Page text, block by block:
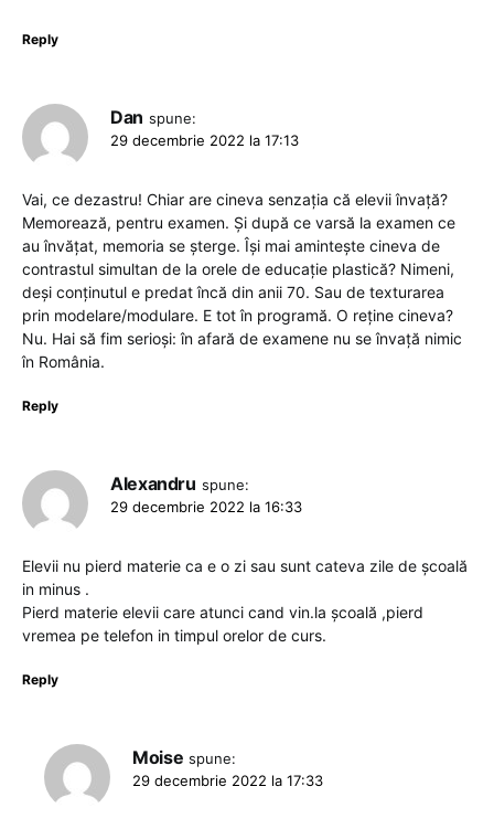
Reply
Dan spune:
29 decembrie 2022 la 17:13
Vai, ce dezastru! Chiar are cineva senzația că elevii învață?
Memorează, pentru examen. Și după ce varsă la examen ce
au învățat, memoria se șterge. Își mai amintește cineva de
contrastul simultan de la orele de educație plastică? Nimeni,
deși conținutul e predat încă din anii 70. Sau de texturarea
prin modelare/modulare. E tot în programă. O reține cineva?
Nu. Hai să fim serioși: în afară de examene nu se învață nimic
în România.
Reply
Alexandru spune:
29 decembrie 2022 la 16:33
Elevii nu pierd materie ca e o zi sau sunt cateva zile de școală
in minus .
Pierd materie elevii care atunci cand vin.la școală ,pierd
vremea pe telefon in timpul orelor de curs.
Reply
Moise spune:
29 decembrie 2022 la 17:33